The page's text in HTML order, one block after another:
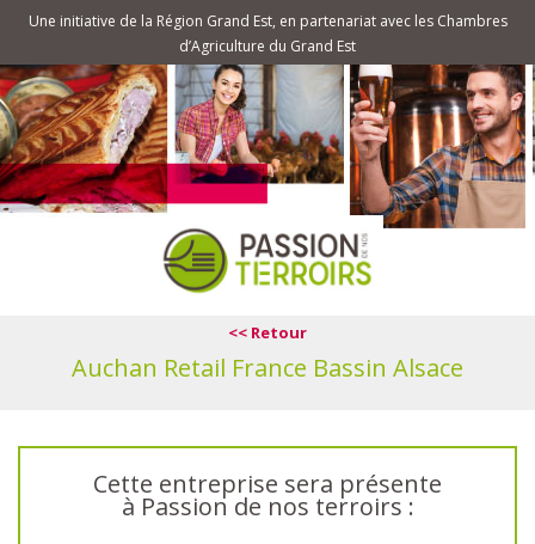
Une initiative de la Région Grand Est, en partenariat avec les Chambres
d’Agriculture du Grand Est
<< Retour
Auchan Retail France Bassin Alsace
Cette entreprise sera présente
à Passion de nos terroirs :